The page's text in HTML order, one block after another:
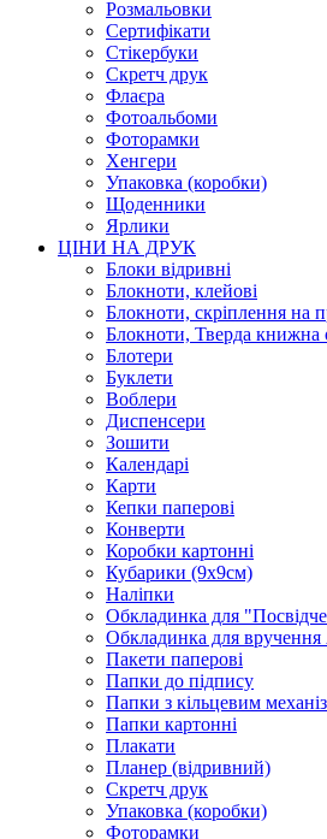
Розмальовки
Сертифікати
Стікербуки
Скретч друк
Флаєра
Фотоальбоми
Фоторамки
Хенгери
Упаковка (коробки)
Щоденники
Ярлики
ЦІНИ НА ДРУК
Блоки відривні
Блокноти, клейові
Блокноти, скріплення на
Блокноти, Тверда книжна
Блотери
Буклети
Воблери
Диспенсери
Зошити
Календарі
Карти
Кепки паперові
Конверти
Коробки картонні
Кубарики (9х9см)
Наліпки
Обкладинка для
Обкладинка для
Пакети паперові
Папки до підпису
Папки з кільцевим
Папки картонні
Плакати
Планер (відривний)
Скретч друк
Упаковка (коробки)
Фоторамки